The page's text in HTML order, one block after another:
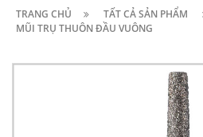
TRANG CHỦ
TẤT CẢ SẢN PHẨM
MŨI TRỤ THUÔN ĐẦU VUÔNG